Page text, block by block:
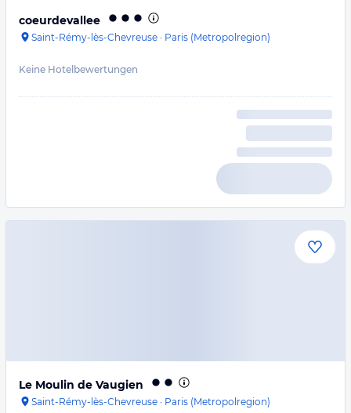
coeurdevallee
Saint-Rémy-lès-Chevreuse · Paris (Metropolregion)
Keine Hotelbewertungen
Le Moulin de Vaugien
Saint-Rémy-lès-Chevreuse · Paris (Metropolregion)